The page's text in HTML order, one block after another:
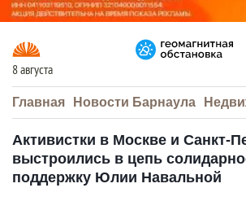
8 августа
Главная Новости Барнаула
Активистки в Москве и Санкт-
выстроились в цепь
поддержку Юлии Навальной